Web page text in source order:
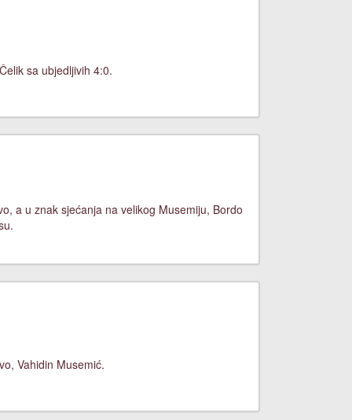
sa ubjedljivih 4:0.
a u znak sjećanja na velikog Musemiju, Bordo
Vahidin Musemić.